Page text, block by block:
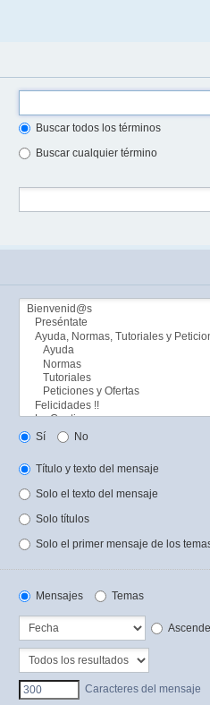
Buscar todos los términos
Buscar cualquier término
Sí No
Título y texto del mensaje
Solo el texto del mensaje
Solo títulos
Solo el primer mensaje de los
Mensajes Temas
Caracteres del mensaje